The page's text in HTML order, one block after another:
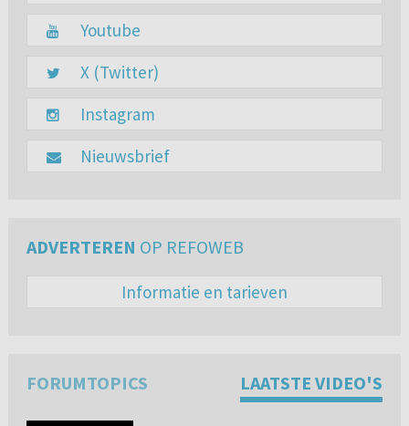
Youtube
X (Twitter)
Instagram
Nieuwsbrief
ADVERTEREN OP REFOWEB
Informatie en tarieven
FORUMTOPICS LAATSTE VIDEO'S